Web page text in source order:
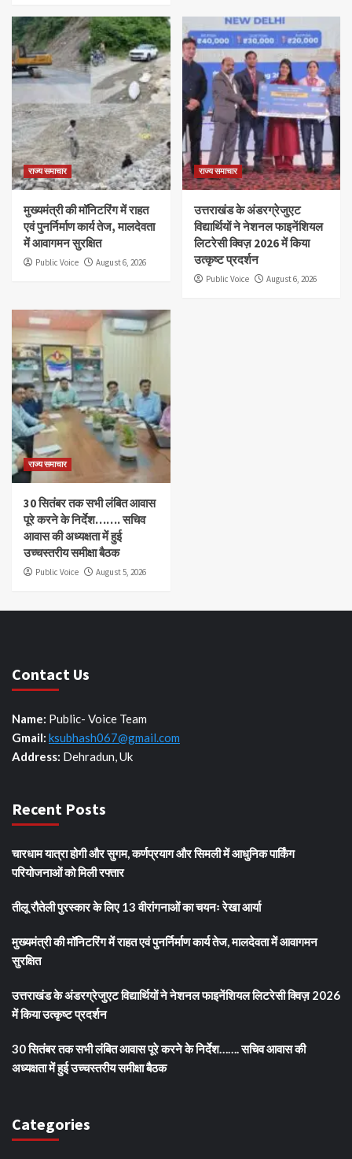
राज्य समाचार
मुख्यमंत्री की मॉनिटरिंग में राहत
एवं पुनर्निर्माण कार्य तेज, मालदेवता
में आवागमन सुरक्षित
Public Voice August 6, 2026
राज्य समाचार
उत्तराखंड के अंडरग्रेजुएट
विद्यार्थियों ने नेशनल फाइनेंशियल
लिटरेसी क्विज़ 2026 में किया
उत्कृष्ट प्रदर्शन
Public Voice August 6, 2026
राज्य समाचार
30 सितंबर तक सभी लंबित आवास
पूरे करने के निर्देश……. सचिव
आवास की अध्यक्षता में हुई
उच्चस्तरीय समीक्षा बैठक
Public Voice August 5, 2026
Contact Us
Name: Public- Voice Team
Gmail: ksubhash067@gmail.com
Address: Dehradun, Uk
Recent Posts
चारधाम यात्रा होगी और सुगम, कर्णप्रयाग और सिमली में आधुनिक पार्किंग
परियोजनाओं को मिली रफ्तार
तीलू रौतेली पुरस्कार के लिए 13 वीरांगनाओं का चयनः रेखा आर्या
मुख्यमंत्री की मॉनिटरिंग में राहत एवं पुनर्निर्माण कार्य तेज, मालदेवता में आवागमन
सुरक्षित
उत्तराखंड के अंडरग्रेजुएट विद्यार्थियों ने नेशनल फाइनेंशियल लिटरेसी क्विज़ 2026
में किया उत्कृष्ट प्रदर्शन
30 सितंबर तक सभी लंबित आवास पूरे करने के निर्देश……. सचिव आवास की
अध्यक्षता में हुई उच्चस्तरीय समीक्षा बैठक
Categories